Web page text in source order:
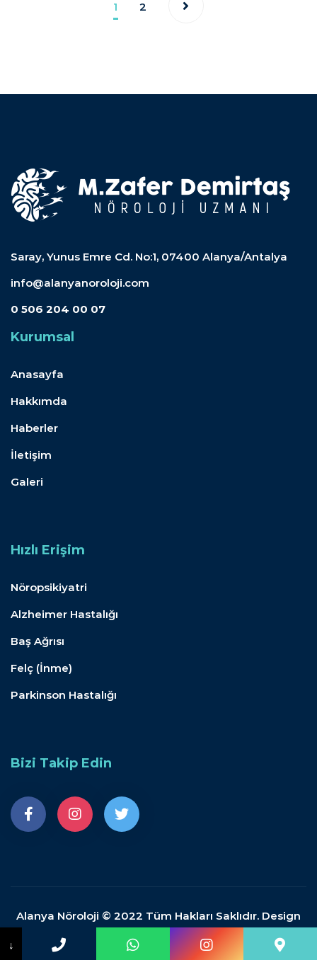
1 2
Saray, Yunus Emre Cd. No:1, 07400 Alanya/Antalya
info@alanyanoroloji.com
0 506 204 00 07
Kurumsal
Anasayfa
Hakkımda
Haberler
İletişim
Galeri
Hızlı Erişim
Nöropsikiyatri
Alzheimer Hastalığı
Baş Ağrısı
Felç (İnme)
Parkinson Hastalığı
Bizi Takip Edin
Alanya Nöroloji © 2022 Tüm Hakları Saklıdır. Design
↓